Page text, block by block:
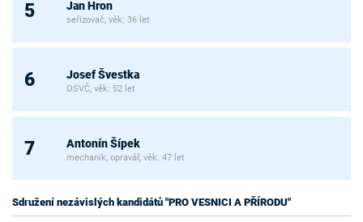
5 Jan Hron
seřizovač, věk: 36 let
6 Josef Švestka
OSVČ, věk: 52 let
7 Antonín Šípek
mechanik, opravář, věk: 47 let
Sdružení nezávislých kandidátů "PRO VESNICI A PŘÍRODU"